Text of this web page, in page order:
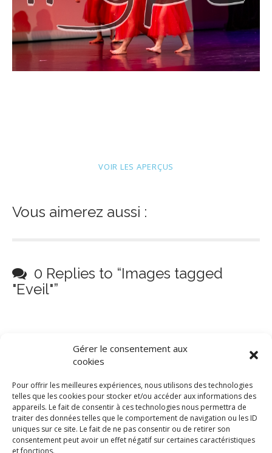
Gérer le consentement aux
cookies
Pour offrir les meilleures expériences, nous utilisons des technologies
telles que les cookies pour stocker et/ou accéder aux informations des
appareils. Le fait de consentir à ces technologies nous permettra de
traiter des données telles que le comportement de navigation ou les ID
uniques sur ce site. Le fait de ne pas consentir ou de retirer son
consentement peut avoir un effet négatif sur certaines caractéristiques
et fonctions.
VOIR LES APERÇUS
Vous aimerez aussi :
0 Replies to “Images tagged
"Eveil"”
Actualités